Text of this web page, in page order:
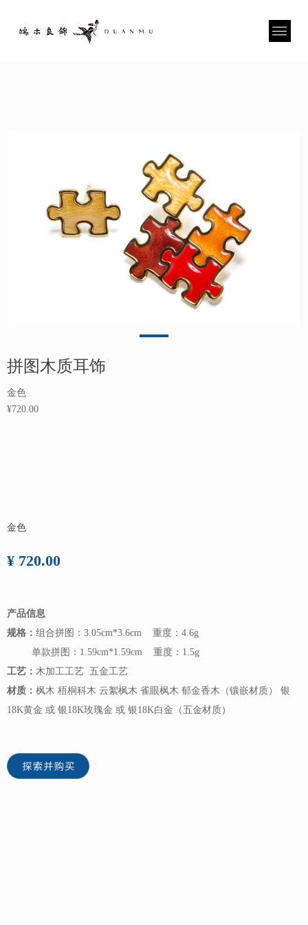
拼图木质耳饰
金色
¥720.00
金色
¥ 720.00
产品信息
规格： 组合拼图：3.05cm*3.6cm 重度：4.6g
单款拼图：1.59cm*1.59cm 重度：1.5g
工艺： 木加工工艺 五金工艺
材质： 枫木 梧桐科木 云絮枫木 雀眼枫木 郁金香木（镶嵌材质） 银
18K黄金 或 银18K玫瑰金 或 银18K白金（五金材质）